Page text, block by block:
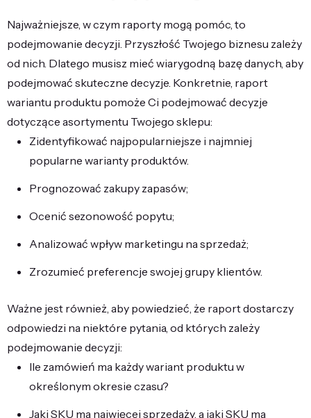
Najważniejsze, w czym raporty mogą pomóc, to
podejmowanie decyzji. Przyszłość Twojego biznesu zależy
od nich. Dlatego musisz mieć wiarygodną bazę danych, aby
podejmować skuteczne decyzje. Konkretnie, raport
wariantu produktu pomoże Ci podejmować decyzje
dotyczące asortymentu Twojego sklepu:
Zidentyfikować najpopularniejsze i najmniej
popularne warianty produktów.
Prognozować zakupy zapasów;
Ocenić sezonowość popytu;
Analizować wpływ marketingu na sprzedaż;
Zrozumieć preferencje swojej grupy klientów.
Ważne jest również, aby powiedzieć, że raport dostarczy
odpowiedzi na niektóre pytania, od których zależy
podejmowanie decyzji:
Ile zamówień ma każdy wariant produktu w
określonym okresie czasu?
Jaki SKU ma najwięcej sprzedaży, a jaki SKU ma